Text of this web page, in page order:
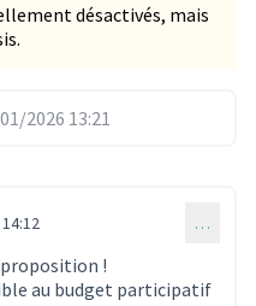
désactivés, mais
2026 13:21
…
!
au budget participatif